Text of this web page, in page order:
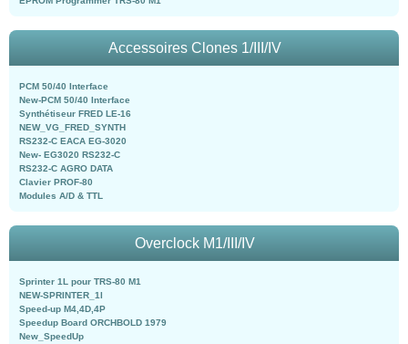
Accessoires Clones 1/III/IV
PCM 50/40 Interface
New-PCM 50/40 Interface
Synthétiseur FRED LE-16
NEW_VG_FRED_SYNTH
RS232-C EACA EG-3020
New- EG3020 RS232-C
RS232-C AGRO DATA
Clavier PROF-80
Modules A/D & TTL
Overclock M1/III/IV
Sprinter 1L pour TRS-80 M1
NEW-SPRINTER_1l
Speed-up M4,4D,4P
Speedup Board ORCHBOLD 1979
New_SpeedUp